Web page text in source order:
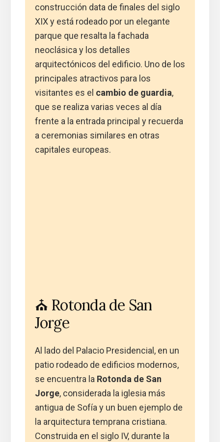
construcción data de finales del siglo
XIX y está rodeado por un elegante
parque que resalta la fachada
neoclásica y los detalles
arquitectónicos del edificio. Uno de los
principales atractivos para los
visitantes es el cambio de guardia,
que se realiza varias veces al día
frente a la entrada principal y recuerda
a ceremonias similares en otras
capitales europeas.
⛪ Rotonda de San
Jorge
Al lado del Palacio Presidencial, en un
patio rodeado de edificios modernos,
se encuentra la Rotonda de San
Jorge, considerada la iglesia más
antigua de Sofía y un buen ejemplo de
la arquitectura temprana cristiana.
Construida en el siglo IV, durante la